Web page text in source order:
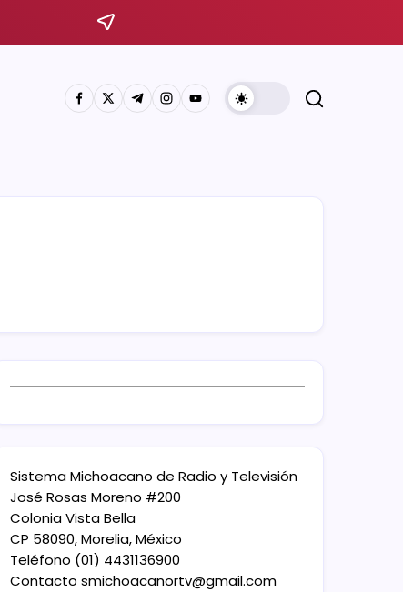
Sistema Michoacano de Radio y Televisión
José Rosas Moreno #200
Colonia Vista Bella
CP 58090, Morelia, México
Teléfono (01) 4431136900
Contacto smichoacanortv@gmail.com